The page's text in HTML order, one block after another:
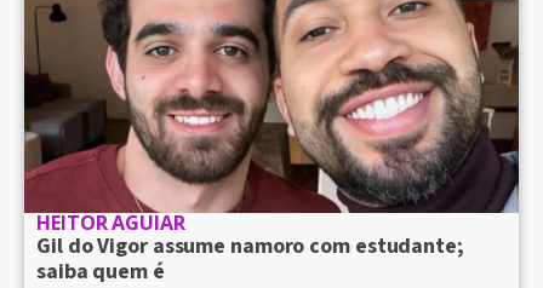
HEITOR AGUIAR
Gil do Vigor assume namoro com estudante;
saiba quem é